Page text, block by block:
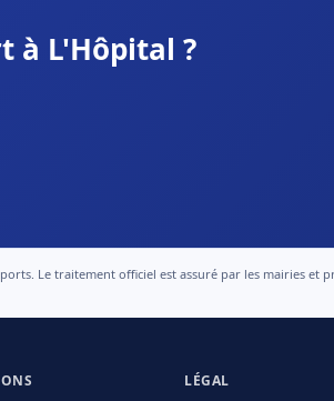
à L'Hôpital ?
Le traitement officiel est assuré par les mairies et
LÉGAL